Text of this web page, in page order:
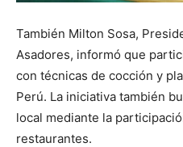
También Milton Sosa,
Asadores, informó que
con técnicas de cocción y
Perú. La iniciativa también
local mediante la
restaurantes.